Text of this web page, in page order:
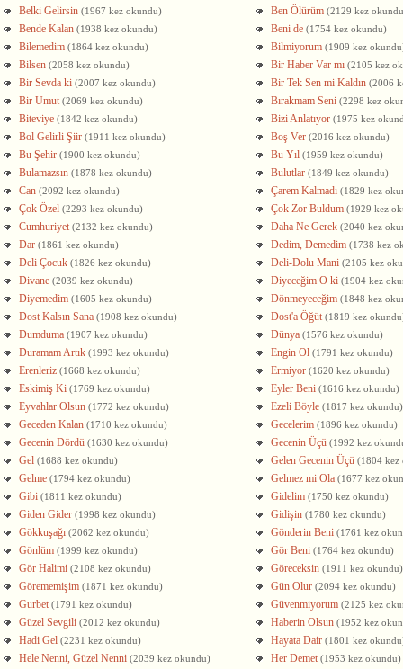
Belki Gelirsin (1967 kez okundu) Ben Ölürüm (2129 kez
Bende Kalan (1938 kez okundu) Beni de (1754 kez okundu)
Bilemedim (1864 kez okundu) Bilmiyorum (1909 kez
Bilsen (2058 kez okundu) Bir Haber Var mı (2105 kez
Bir Sevda ki (2007 kez okundu) Bir Tek Sen mi Kaldın (2006
Bir Umut (2069 kez okundu) Bırakmam Seni (2298 kez
Biteviye (1842 kez okundu) Bizi Anlatıyor (1975 kez
Bol Gelirli Şiir (1911 kez okundu) Boş Ver (2016 kez okundu)
Bu Şehir (1900 kez okundu) Bu Yıl (1959 kez okundu)
Bulamazsın (1878 kez okundu) Bulutlar (1849 kez okundu)
Can (2092 kez okundu) Çarem Kalmadı (1829 kez
Çok Özel (2293 kez okundu) Çok Zor Buldum (1929 kez
Cumhuriyet (2132 kez okundu) Daha Ne Gerek (2040 kez
Dar (1861 kez okundu) Dedim, Demedim (1738 kez
Deli Çocuk (1826 kez okundu) Deli-Dolu Mani (2105 kez
Divane (2039 kez okundu) Diyeceğim O ki (1904 kez
Diyemedim (1605 kez okundu) Dönmeyeceğim (1848 kez
Dost Kalsın Sana (1908 kez okundu) Dost'a Öğüt (1819 kez
Dumduma (1907 kez okundu) Dünya (1576 kez okundu)
Duramam Artık (1993 kez okundu) Engin Ol (1791 kez okundu)
Erenleriz (1668 kez okundu) Ermiyor (1620 kez okundu)
Eskimiş Ki (1769 kez okundu) Eyler Beni (1616 kez okundu)
Eyvahlar Olsun (1772 kez okundu) Ezeli Böyle (1817 kez okundu)
Geceden Kalan (1710 kez okundu) Gecelerim (1896 kez okundu)
Gecenin Dördü (1630 kez okundu) Gecenin Üçü (1992 kez
Gel (1688 kez okundu) Gelen Gecenin Üçü (1804 kez
Gelme (1794 kez okundu) Gelmez mi Ola (1677 kez
Gibi (1811 kez okundu) Gidelim (1750 kez okundu)
Giden Gider (1998 kez okundu) Gidişin (1780 kez okundu)
Gökkuşağı (2062 kez okundu) Gönderin Beni (1761 kez
Gönlüm (1999 kez okundu) Gör Beni (1764 kez okundu)
Gör Halimi (2108 kez okundu) Göreceksin (1911 kez okundu)
Görememişim (1871 kez okundu) Gün Olur (2094 kez okundu)
Gurbet (1791 kez okundu) Güvenmiyorum (2125 kez
Güzel Sevgili (2012 kez okundu) Haberin Olsun (1952 kez
Hadi Gel (2231 kez okundu) Hayata Dair (1801 kez
Hele Nenni, Güzel Nenni (2039 kez okundu) Her Demet (1953 kez okundu)